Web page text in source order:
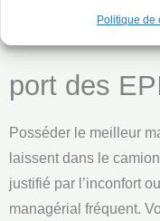
Politique de
port des
Posséder le meilleur
laissent dans le
justifié par l’inconfort
managérial fréquent.